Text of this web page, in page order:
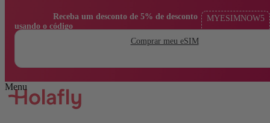
usando o código
MYESIMNOW5
Comprar meu eSIM